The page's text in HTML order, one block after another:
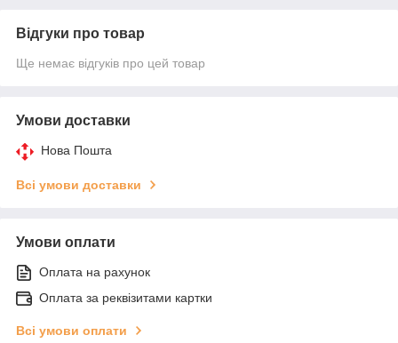
Відгуки про товар
Ще немає відгуків про цей товар
Умови доставки
Нова Пошта
Всі умови доставки
Умови оплати
Оплата на рахунок
Оплата за реквізитами картки
Всі умови оплати